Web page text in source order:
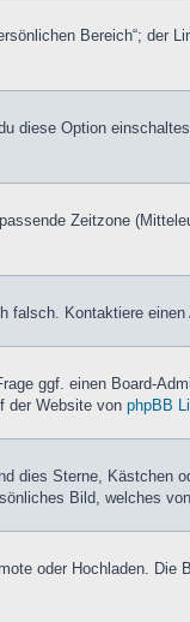
Bereich“; der
diese Option
Zeitzone
Kontaktiere
ggf. einen Board-
der Website von phpBB
dies Sterne, Kästchen
Bild, welches
oder Hochladen.